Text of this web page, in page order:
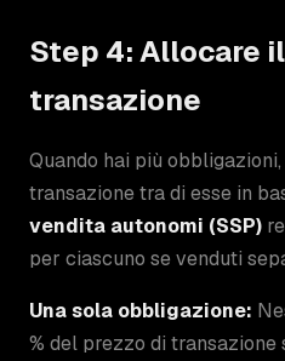
Step 4: Allocare
transazione
Quando hai più
transazione tra di esse in
vendita autonomi (SSP)
per ciascuno se venduti
Una sola obbligazione:
% del prezzo di transazione